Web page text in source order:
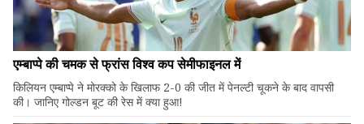
एम्बाप्पे की चमक से फ्रांस विश्व कप सेमीफाइनल में
किलियन एम्बाप्पे ने मोरक्को के खिलाफ 2-0 की जीत में पेनल्टी चूकने के बाद वापसी
की। जानिए गोल्डन बूट की रेस में क्या हुआ!